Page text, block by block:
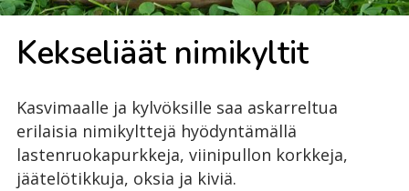
Kek­se­li­äät ni­mi­kyl­tit
Kasvimaalle ja kylvöksille saa askarreltua
erilaisia nimikylttejä hyödyntämällä
lastenruokapurkkeja, viinipullon korkkeja,
jäätelötikkuja, oksia ja kiviä.